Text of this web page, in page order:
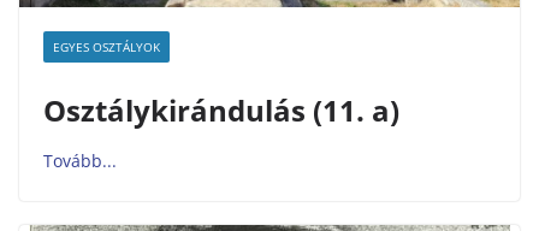
EGYES OSZTÁLYOK
Osztálykirándulás (11. a)